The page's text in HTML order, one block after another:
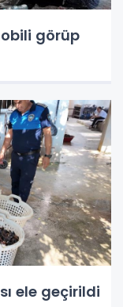
görüp
ele geçirildi